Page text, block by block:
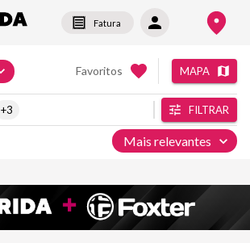
Fatura
Favoritos MAPA
+3 FILTRAR
Mais relevantes